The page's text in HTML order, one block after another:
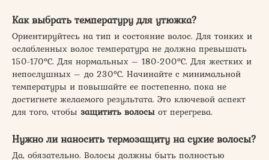
Как выбрать температуру для утюжка?
Ориентируйтесь на тип и состояние волос. Для тонких и
ослабленных волос температура не должна превышать
150-170°C. Для нормальных – 180-200°C. Для жестких и
непослушных – до 230°C. Начинайте с минимальной
температуры и повышайте ее постепенно, пока не
достигнете желаемого результата. Это ключевой аспект
для того, чтобы защитить волосы от перегрева.
Нужно ли наносить термозащиту на сухие волосы?
Да, обязательно. Волосы должны быть полностью